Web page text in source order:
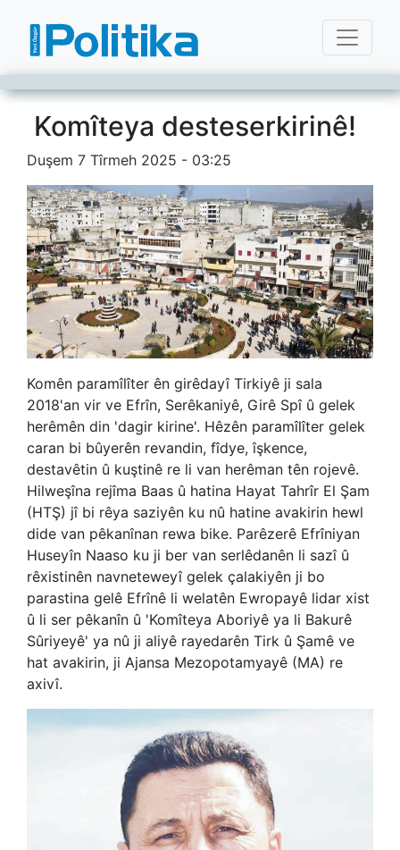
Komîteya desteserkirinê!
Duşem 7 Tîrmeh 2025 - 03:25
Komên paramîlîter ên girêdayî Tirkiyê ji sala
2018'an vir ve Efrîn, Serêkaniyê, Girê Spî û gelek
herêmên din 'dagir kirine'. Hêzên paramîlîter gelek
caran bi bûyerên revandin, fîdye, îşkence,
destavêtin û kuştinê re li van herêman tên rojevê.
Hilweşîna rejîma Baas û hatina Hayat Tahrîr El Şam
(HTŞ) jî bi rêya saziyên ku nû hatine avakirin hewl
dide van pêkanînan rewa bike. Parêzerê Efrîniyan
Huseyîn Naaso ku ji ber van serlêdanên li sazî û
rêxistinên navneteweyî gelek çalakiyên ji bo
parastina gelê Efrînê li welatên Ewropayê lidar xist
û li ser pêkanîn û 'Komîteya Aboriyê ya li Bakurê
Sûriyeyê' ya nû ji aliyê rayedarên Tirk û Şamê ve
hat avakirin, ji Ajansa Mezopotamyayê (MA) re
axivî.